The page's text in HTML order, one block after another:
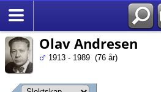
Olav Andresen
1913 - 1989 (76 år)